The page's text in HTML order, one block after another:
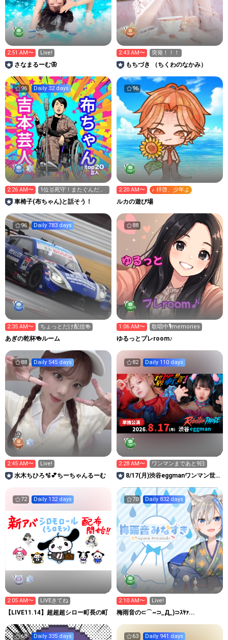
2:51 AM〜 Live!
さなまるーむ🦋
2:43 AM〜 突発！！！
もちづき （ちくわのなかみ）
96 Daily 32 days
top20
芸人
2:26 AM〜
1位🥇死守！またぐんだ
あ！！
車椅子(布ちゃん)と話そう！
96
2:20 AM〜 ♪ 拝啓、少年よ
ルカの遊び場
96 Daily 783 days
2:35 AM〜 ちょっとだけ配信🍻
あぎの乾杯🍻ルーム
88
1:06 AM〜 歌唱中🎙memories
ゆるっとプレroom♪
88 Daily 545 days
2:45 AM〜 Live!
水木ちひろ🫧💕ちーちゃんるーむ
82 Daily 110 days
2:28 AM〜 ワンマンまであと9日
8/17(月)渋谷eggmanワンマン世
72 Daily 132 days
2:05 AM〜 LIVEきてね
【LIVE11.14】超超超シロー町長の町
70 Daily 832 days
2:10 AM〜 Live!
梅雨音の⊂⌒~⊃_Д_)⊃ｽﾔｧ...
68 Daily 335 days 63 Daily 941 days